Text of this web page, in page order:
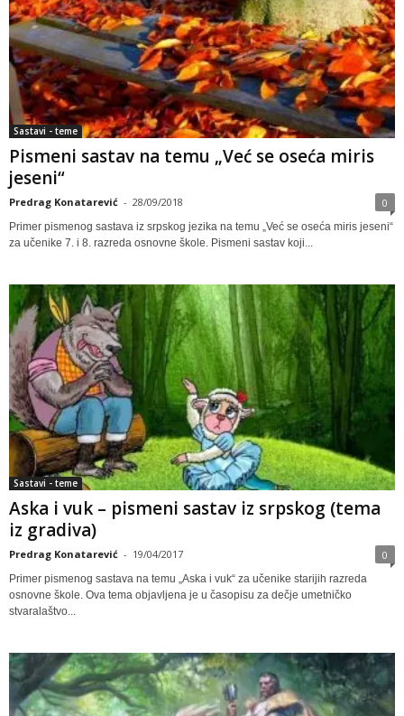
Sastavi - teme
Pismeni sastav na temu „Već se oseća miris
jeseni“
Predrag Konatarević - 28/09/2018 0
Primer pismenog sastava iz srpskog jezika na temu „Već se oseća miris jeseni“
za učenike 7. i 8. razreda osnovne škole. Pismeni sastav koji...
Sastavi - teme
Aska i vuk – pismeni sastav iz srpskog (tema
iz gradiva)
Predrag Konatarević - 19/04/2017 0
Primer pismenog sastava na temu „Aska i vuk“ za učenike starijih razreda
osnovne škole. Ova tema objavljena je u časopisu za dečje umetničko
stvaralaštvo...